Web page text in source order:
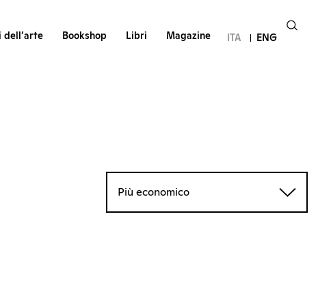
dell’arte Bookshop Libri Magazine ITA ENG
Più economico